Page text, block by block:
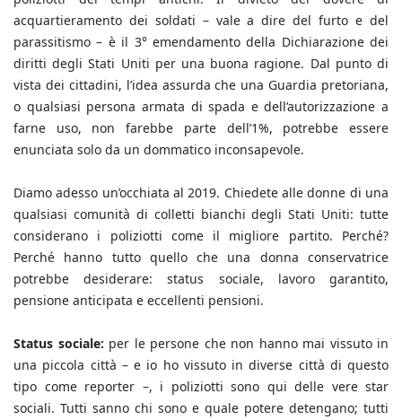
acquartieramento dei soldati – vale a dire del furto e del
parassitismo – è il 3° emendamento della Dichiarazione dei
diritti degli Stati Uniti per una buona ragione. Dal punto di
vista dei cittadini, l’idea assurda che una Guardia pretoriana,
o qualsiasi persona armata di spada e dell’autorizzazione a
farne uso, non farebbe parte dell’1%, potrebbe essere
enunciata solo da un dommatico inconsapevole.
Diamo adesso un’occhiata al 2019. Chiedete alle donne di una
qualsiasi comunità di colletti bianchi degli Stati Uniti: tutte
considerano i poliziotti come il migliore partito. Perché?
Perché hanno tutto quello che una donna conservatrice
potrebbe desiderare: status sociale, lavoro garantito,
pensione anticipata e eccellenti pensioni.
Status sociale: per le persone che non hanno mai vissuto in
una piccola città – e io ho vissuto in diverse città di questo
tipo come reporter –, i poliziotti sono qui delle vere star
sociali. Tutti sanno chi sono e quale potere detengano; tutti